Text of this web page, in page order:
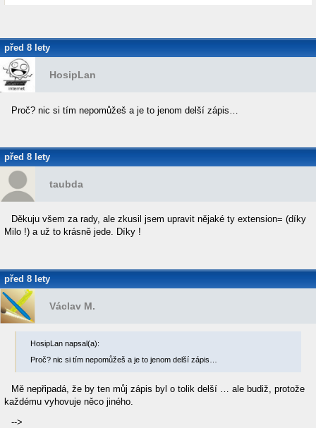
před 8 lety
HosipLan
Proč? nic si tím nepomůžeš a je to jenom delší zápis…
před 8 lety
taubda
Děkuju všem za rady, ale zkusil jsem upravit nějaké ty extension= (díky
Milo !) a už to krásně jede. Díky !
před 8 lety
Václav M.
HosipLan napsal(a):
Proč? nic si tím nepomůžeš a je to jenom delší zápis…
Mě nepřipadá, že by ten můj zápis byl o tolik delší … ale budiž, protože
každému vyhovuje něco jiného.
-->